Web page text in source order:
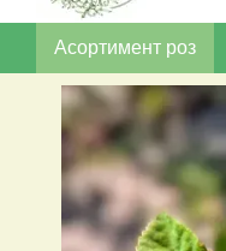
Асортимент роз